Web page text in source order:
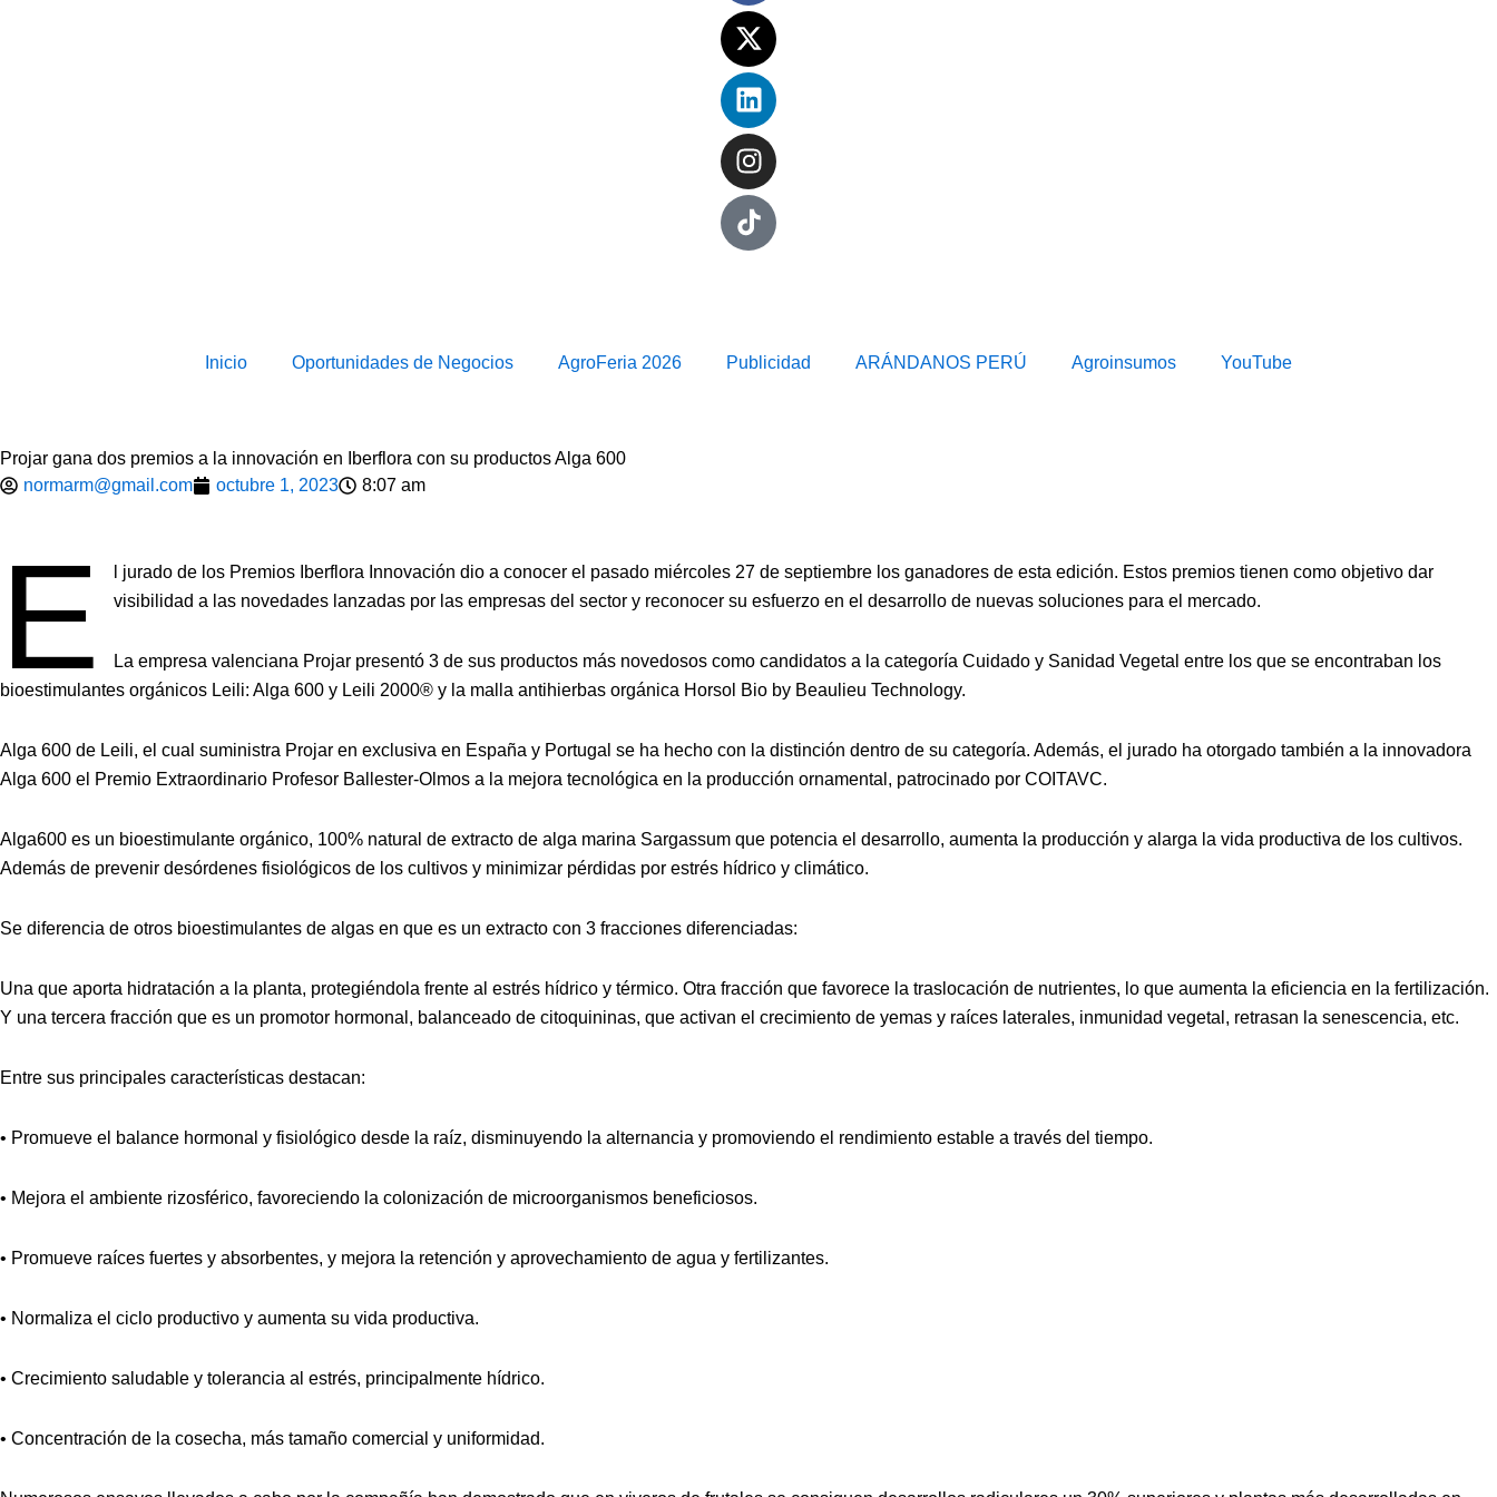
Inicio Oportunidades de Negocios AgroFeria 2026 Publicidad ARÁNDANOS PERÚ Agroinsumos YouTube
Projar gana dos premios a la innovación en Iberflora con su productos Alga 600
normarm@gmail.com
octubre 1, 2023 8:07 am
E
l jurado de los Premios Iberflora Innovación dio a conocer el pasado miércoles 27 de septiembre los ganadores de esta edición. Estos premios tienen como objetivo dar
visibilidad a las novedades lanzadas por las empresas del sector y reconocer su esfuerzo en el desarrollo de nuevas soluciones para el mercado.
La empresa valenciana Projar presentó 3 de sus productos más novedosos como candidatos a la categoría Cuidado y Sanidad Vegetal entre los que se encontraban los
bioestimulantes orgánicos Leili: Alga 600 y Leili 2000® y la malla antihierbas orgánica Horsol Bio by Beaulieu Technology.
Alga 600 de Leili, el cual suministra Projar en exclusiva en España y Portugal se ha hecho con la distinción dentro de su categoría. Además, el jurado ha otorgado también a la innovadora
Alga 600 el Premio Extraordinario Profesor Ballester-Olmos a la mejora tecnológica en la producción ornamental, patrocinado por COITAVC.
Alga600 es un bioestimulante orgánico, 100% natural de extracto de alga marina Sargassum que potencia el desarrollo, aumenta la producción y alarga la vida productiva de los cultivos.
Además de prevenir desórdenes fisiológicos de los cultivos y minimizar pérdidas por estrés hídrico y climático.
Se diferencia de otros bioestimulantes de algas en que es un extracto con 3 fracciones diferenciadas:
Una que aporta hidratación a la planta, protegiéndola frente al estrés hídrico y térmico. Otra fracción que favorece la traslocación de nutrientes, lo que aumenta la eficiencia en la fertilización.
Y una tercera fracción que es un promotor hormonal, balanceado de citoquininas, que activan el crecimiento de yemas y raíces laterales, inmunidad vegetal, retrasan la senescencia, etc.
Entre sus principales características destacan:
• Promueve el balance hormonal y fisiológico desde la raíz, disminuyendo la alternancia y promoviendo el rendimiento estable a través del tiempo.
• Mejora el ambiente rizosférico, favoreciendo la colonización de microorganismos beneficiosos.
• Promueve raíces fuertes y absorbentes, y mejora la retención y aprovechamiento de agua y fertilizantes.
• Normaliza el ciclo productivo y aumenta su vida productiva.
• Crecimiento saludable y tolerancia al estrés, principalmente hídrico.
• Concentración de la cosecha, más tamaño comercial y uniformidad.